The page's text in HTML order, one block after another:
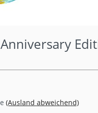
(Ausland abweichend)